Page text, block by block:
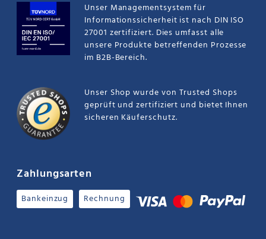
Unser Managementsystem für
Informationssicherheit ist nach DIN ISO
27001 zertifiziert. Dies umfasst alle
unsere Produkte betreffenden Prozesse
im B2B-Bereich.
Unser Shop wurde von Trusted Shops
geprüft und zertifiziert und bietet Ihnen
sicheren Käuferschutz.
Zahlungsarten
Bankeinzug Rechnung